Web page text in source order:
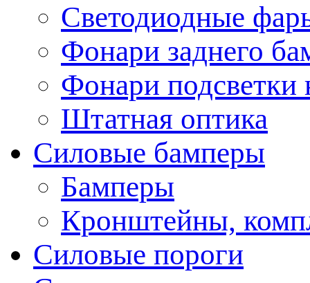
Светодиодные
Фонари заднего
Фонари подсветки
Штатная оптика
Силовые бамперы
Бамперы
Кронштейны,
Силовые пороги